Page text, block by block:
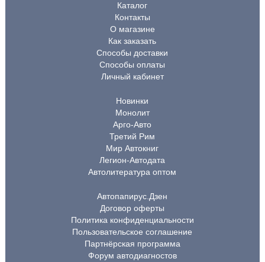
Каталог
Контакты
О магазине
Как заказать
Способы доставки
Способы оплаты
Личный кабинет
Новинки
Монолит
Арго-Авто
Третий Рим
Мир Автокниг
Легион-Автодата
Автолитература оптом
Автопапирус.Дзен
Договор оферты
Политика конфиденциальности
Пользовательское соглашение
Партнёрская программа
Форум автодиагностов